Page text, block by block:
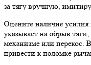
за тягу вручную,
Оцените наличие
указывает на обрыв
механизме или перекос.
привести к поломке